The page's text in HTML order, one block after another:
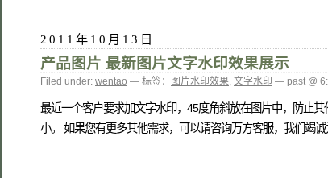
2011年10月13日
产品图片 最新图片文字水印效果展示
Filed under: wentao — 标签： 图片水印效果, 文字水印 — past @
最近一个客户要求加文字水印，45度角斜放在图片中，防止
小。 如果您有更多其他需求，可以请咨询万方客服，我们竭